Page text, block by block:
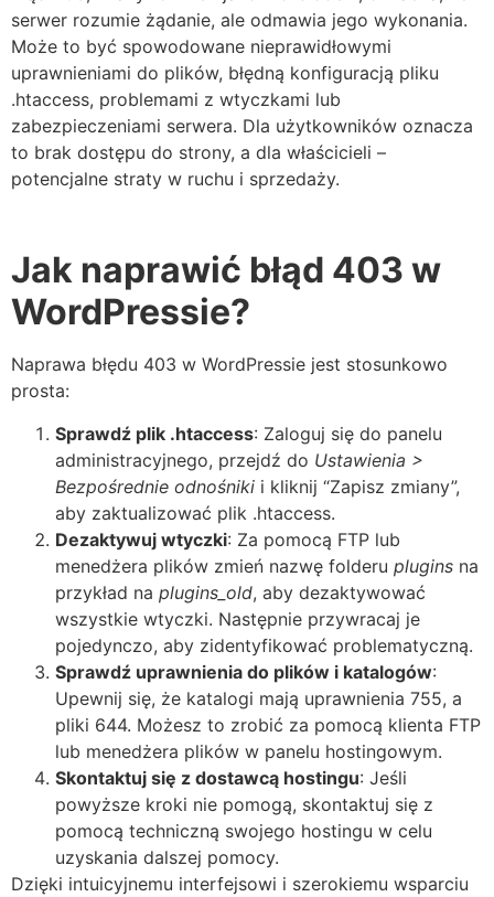
serwer rozumie żądanie, ale odmawia jego wykonania.
Może to być spowodowane nieprawidłowymi
uprawnieniami do plików, błędną konfiguracją pliku
.htaccess, problemami z wtyczkami lub
zabezpieczeniami serwera. Dla użytkowników oznacza
to brak dostępu do strony, a dla właścicieli –
potencjalne straty w ruchu i sprzedaży.
Jak naprawić błąd 403 w
WordPressie?
Naprawa błędu 403 w WordPressie jest stosunkowo
prosta:
Sprawdź plik .htaccess: Zaloguj się do panelu
administracyjnego, przejdź do Ustawienia >
Bezpośrednie odnośniki i kliknij “Zapisz zmiany”,
aby zaktualizować plik .htaccess.
Dezaktywuj wtyczki: Za pomocą FTP lub
menedżera plików zmień nazwę folderu plugins na
przykład na plugins_old, aby dezaktywować
wszystkie wtyczki. Następnie przywracaj je
pojedynczo, aby zidentyfikować problematyczną.
Sprawdź uprawnienia do plików i katalogów:
Upewnij się, że katalogi mają uprawnienia 755, a
pliki 644. Możesz to zrobić za pomocą klienta FTP
lub menedżera plików w panelu hostingowym.
Skontaktuj się z dostawcą hostingu: Jeśli
powyższe kroki nie pomogą, skontaktuj się z
pomocą techniczną swojego hostingu w celu
uzyskania dalszej pomocy.
Dzięki intuicyjnemu interfejsowi i szerokiemu wsparciu